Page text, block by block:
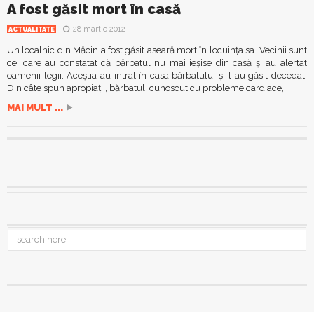
A fost găsit mort în casă
ACTUALITATE 28 martie 2012
Un localnic din Măcin a fost găsit aseară mort în locuinţa sa. Vecinii sunt
cei care au constatat că bărbatul nu mai ieşise din casă şi au alertat
oamenii legii. Aceştia au intrat în casa bărbatului şi l-au găsit decedat.
Din câte spun apropiaţii, bărbatul, cunoscut cu probleme cardiace,...
MAI MULT ...